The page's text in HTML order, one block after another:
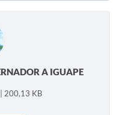
A IGUAPE
| 200,13 KB